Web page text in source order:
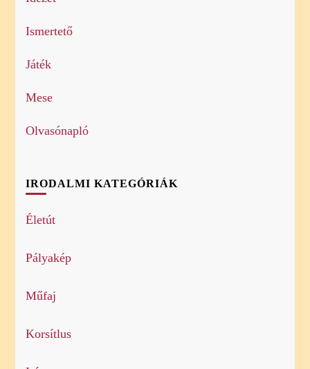
Ismertető
Játék
Mese
Olvasónapló
IRODALMI KATEGÓRIÁK
Életút
Pályakép
Műfaj
Korsítlus